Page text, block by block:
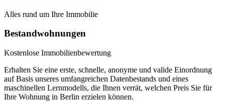
Alles rund um Ihre Immobilie
Bestandwohnungen
Kostenlose Immobilienbewertung
Erhalten Sie eine erste, schnelle, anonyme und valide Einordnung
auf Basis unseres umfangreichen Datenbestands und eines
maschinellen Lernmodells, die Ihnen verrät, welchen Preis Sie für
Ihre Wohnung in Berlin erzielen können.